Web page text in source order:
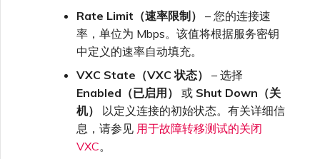
Rate Limit（速率限制）
– 您的连接速
率，单位为 Mbps。该值将根据服务密钥
中定义的速率自动填充。
VXC State（VXC 状态）
– 选择
Enabled（已启用）
或 Shut Down（关
机）
以定义连接的初始状态。有关详细信
息，请参见 用于故障转移测试的关闭
VXC。